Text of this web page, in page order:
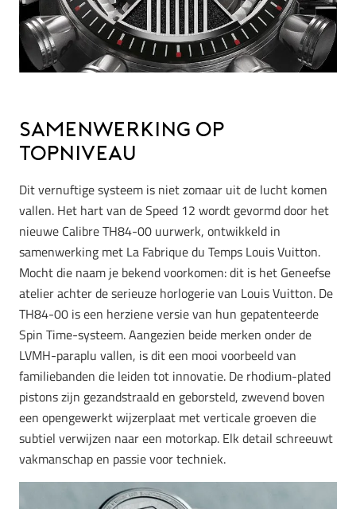
Samenwerking op
topniveau
Dit vernuftige systeem is niet zomaar uit de lucht komen
vallen. Het hart van de Speed 12 wordt gevormd door het
nieuwe Calibre TH84-00 uurwerk, ontwikkeld in
samenwerking met La Fabrique du Temps Louis Vuitton.
Mocht die naam je bekend voorkomen: dit is het Geneefse
atelier achter de serieuze horlogerie van Louis Vuitton. De
TH84-00 is een herziene versie van hun gepatenteerde
Spin Time-systeem. Aangezien beide merken onder de
LVMH-paraplu vallen, is dit een mooi voorbeeld van
familiebanden die leiden tot innovatie. De rhodium-plated
pistons zijn gezandstraald en geborsteld, zwevend boven
een opengewerkt wijzerplaat met verticale groeven die
subtiel verwijzen naar een motorkap. Elk detail schreeuwt
vakmanschap en passie voor techniek.